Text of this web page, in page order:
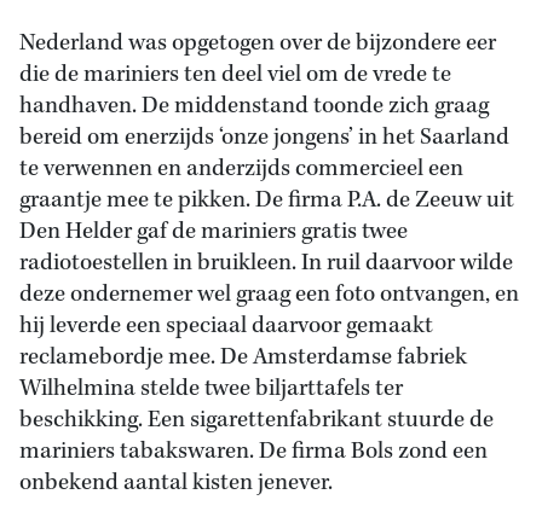
Nederland was opgetogen over de bijzondere eer
die de mariniers ten deel viel om de vrede te
handhaven. De middenstand toonde zich graag
bereid om enerzijds ‘onze jongens’ in het Saarland
te verwennen en anderzijds commercieel een
graantje mee te pikken. De firma P.A. de Zeeuw uit
Den Helder gaf de mariniers gratis twee
radiotoestellen in bruikleen. In ruil daarvoor wilde
deze ondernemer wel graag een foto ontvangen, en
hij leverde een speciaal daarvoor gemaakt
reclamebordje mee. De Amsterdamse fabriek
Wilhelmina stelde twee biljarttafels ter
beschikking. Een sigarettenfabrikant stuurde de
mariniers tabakswaren. De firma Bols zond een
onbekend aantal kisten jenever.